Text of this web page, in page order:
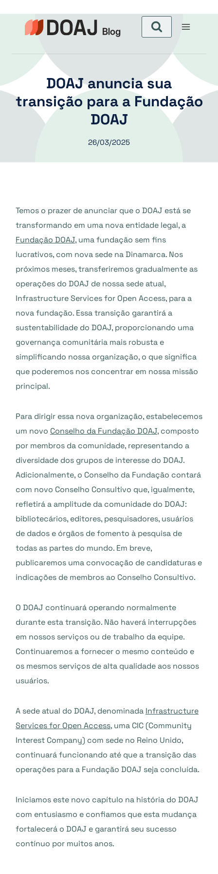
contenu
DOAJ anuncia sua
transição para a Fundação
DOAJ
26/03/2025
Temos o prazer de anunciar que o DOAJ está se
transformando em uma nova entidade legal, a
Fundação DOAJ, uma fundação sem fins
lucrativos, com nova sede na Dinamarca. Nos
próximos meses, transferiremos gradualmente as
operações do DOAJ de nossa sede atual,
Infrastructure Services for Open Access, para a
nova fundação. Essa transição garantirá a
sustentabilidade do DOAJ, proporcionando uma
governança comunitária mais robusta e
simplificando nossa organização, o que significa
que poderemos nos concentrar em nossa missão
principal.
Para dirigir essa nova organização, estabelecemos
um novo Conselho da Fundação DOAJ, composto
por membros da comunidade, representando a
diversidade dos grupos de interesse do DOAJ.
Adicionalmente, o Conselho da Fundação contará
com novo Conselho Consultivo que, igualmente,
refletirá a amplitude da comunidade do DOAJ:
bibliotecários, editores, pesquisadores, usuários
de dados e órgãos de fomento à pesquisa de
todas as partes do mundo. Em breve,
publicaremos uma convocação de candidaturas e
indicações de membros ao Conselho Consultivo.
O DOAJ continuará operando normalmente
durante esta transição. Não haverá interrupções
em nossos serviços ou de trabalho da equipe.
Continuaremos a fornecer o mesmo conteúdo e
os mesmos serviços de alta qualidade aos nossos
usuários.
A sede atual do DOAJ, denominada Infrastructure
Services for Open Access, uma CIC (Community
Interest Company) com sede no Reino Unido,
continuará funcionando até que a transição das
operações para a Fundação DOAJ seja concluída.
Iniciamos este novo capítulo na história do DOAJ
com entusiasmo e confiamos que esta mudança
fortalecerá o DOAJ e garantirá seu sucesso
contínuo por muitos anos.